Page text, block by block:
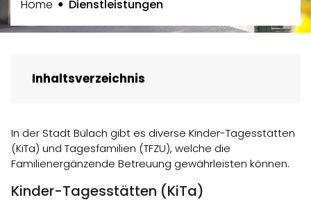
Home Dienstleistungen
Inhaltsverzeichnis
In der Stadt Bülach gibt es diverse Kinder-Tagesstätten
(KiTa) und Tagesfamilien (TFZU), welche die
Familienergänzende Betreuung gewährleisten können.
Kinder-Tagesstätten (KiTa)